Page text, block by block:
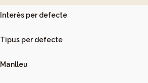
Interès per defecte
Tipus per defecte
Manlleu